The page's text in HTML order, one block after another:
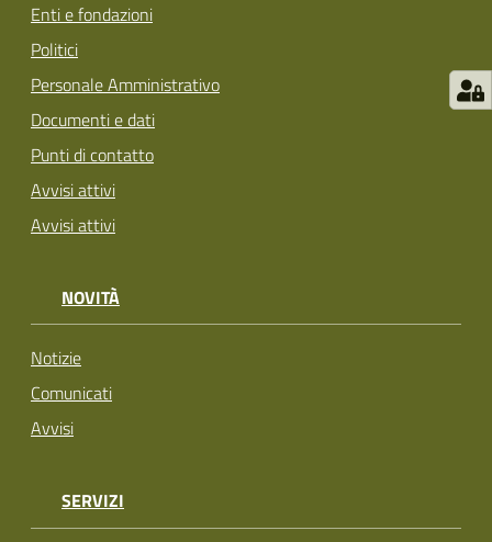
Enti e fondazioni
Politici
Personale Amministrativo
Documenti e dati
Punti di contatto
Avvisi attivi
Avvisi attivi
NOVITÀ
Notizie
Comunicati
Avvisi
SERVIZI